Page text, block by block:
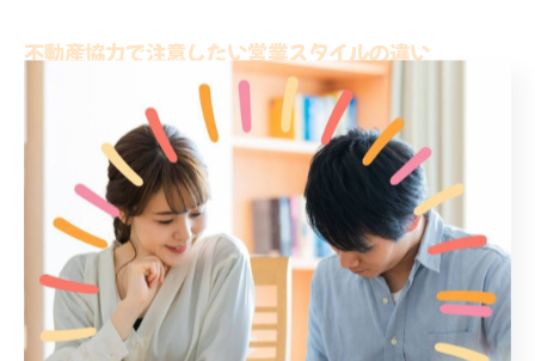
不動産協力で注意したい営業スタイルの違い
不動産会社にはさまざまな営業スタイルがあり、自分に
合った会社を選ぶことが重要です。東大阪市でも、積極
的に提案してくれるタイプから、じっくりヒアリングを
重視するタイプまで幅広く存在します。強引な営業や、
即決を迫る対応には注意が必要です。
営業スタイルの違いは、会社の方針や担当者の個性によ
るものが大きく、利用者からは「自分のペースで検討で